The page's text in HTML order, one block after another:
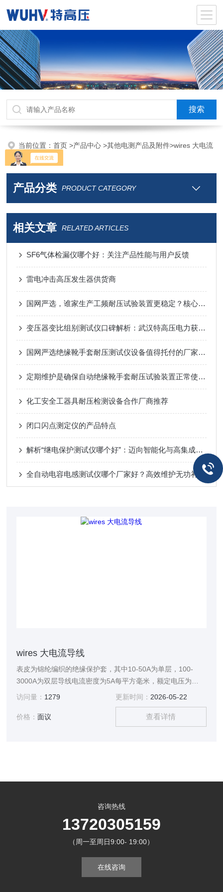
当前位置：首页>产品中心>其他电测产品及附件>wires 大电流
导线
产品分类 PRODUCT CATEGORY
相关文章 RELATED ARTICLES
SF6气体检漏仪哪个好：关注产品性能与用户反馈
雷电冲击高压发生器供货商
国网严选，谁家生产工频耐压试验装置更稳定？核心优势一览
变压器变比组别测试仪口碑解析：武汉特高压电力获信赖
国网严选绝缘靴手套耐压测试仪设备值得托付的厂家，供货稳、售后好、口碑佳
定期维护是确保自动绝缘靴手套耐压试验装置正常使用的关键
化工安全工器具耐压检测设备合作厂商推荐
闭口闪点测定仪的产品特点
解析“继电保护测试仪哪个好”：迈向智能化与高集成度的专业测试
全自动电容电感测试仪哪个厂家好？高效维护无功补偿装置
wires 大电流导线
表皮为锦纶编织的绝缘保护套，其中10-50A为单层，100-
3000A为双层导线电流密度为5A每平方毫米，额定电压为
660V安全可靠、质地柔软、耐磨耐高温
访问量： 1279 更新时间： 2026-05-22
价格：面议 查看详情
咨询热线
13720305159
（周一至周日9:00- 19:00）
在线咨询